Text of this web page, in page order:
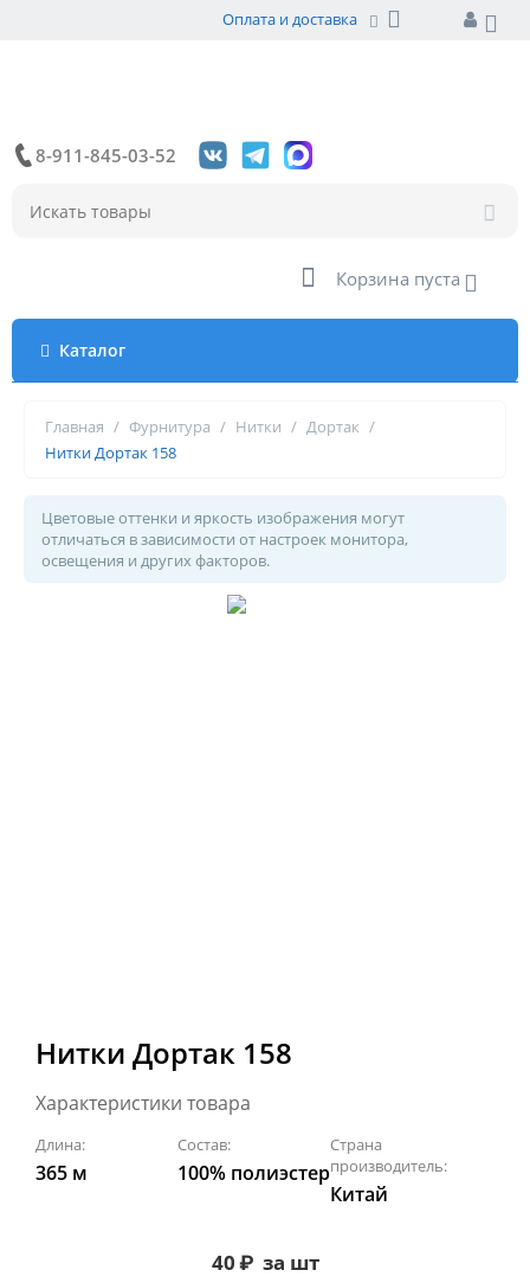
Оплата и доставка
8-911-845-03-52
Корзина пуста
Каталог
Главная / Фурнитура / Нитки / Дортак /
Нитки Дортак 158
Цветовые оттенки и яркость изображения могут
отличаться в зависимости от настроек монитора,
освещения и других факторов.
Нитки Дортак 158
Характеристики товара
Длина:
365 м
Состав:
100% полиэстер
Страна
производитель:
Китай
40₽ за шт